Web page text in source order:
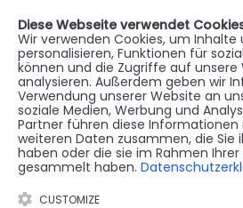
MENU
Diese Webseite verwendet
Wir verwenden Cookies, um Inhalte
personalisieren, Funktionen für
können und die Zugriffe auf unsere
analysieren. Außerdem geben wir
Verwendung unserer Website an
soziale Medien, Werbung und
Partner führen diese
weiteren Daten zusammen, die Sie
haben oder die sie im Rahmen
gesammelt haben.
CUSTOMIZE